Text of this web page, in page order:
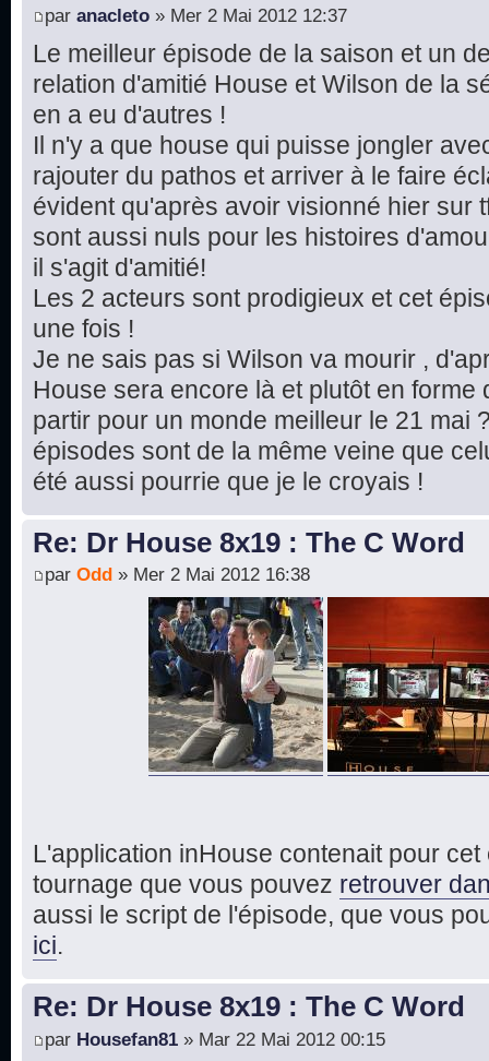
par anacleto » Mer 2 Mai 2012 12:37
Le meilleur épisode de la saison et un
relation d'amitié House et Wilson de la
en a eu d'autres !
Il n'y a que house qui puisse jongler
rajouter du pathos et arriver à le faire
évident qu'après avoir visionné hier sur
sont aussi nuls pour les histoires
il s'agit d'amitié!
Les 2 acteurs sont prodigieux et cet
une fois !
Je ne sais pas si Wilson va mourir ,
House sera encore là et plutôt en forme
partir pour un monde meilleur le 21 mai
épisodes sont de la même veine que
été aussi pourrie que je le croyais !
Re: Dr House 8x19 : The C Word
par Odd » Mer 2 Mai 2012 16:38
L'application inHouse contenait pour
tournage que vous pouvez retrouver
aussi le script de l'épisode, que vous
ici.
Re: Dr House 8x19 : The C Word
par Housefan81 » Mar 22 Mai 2012 00:15